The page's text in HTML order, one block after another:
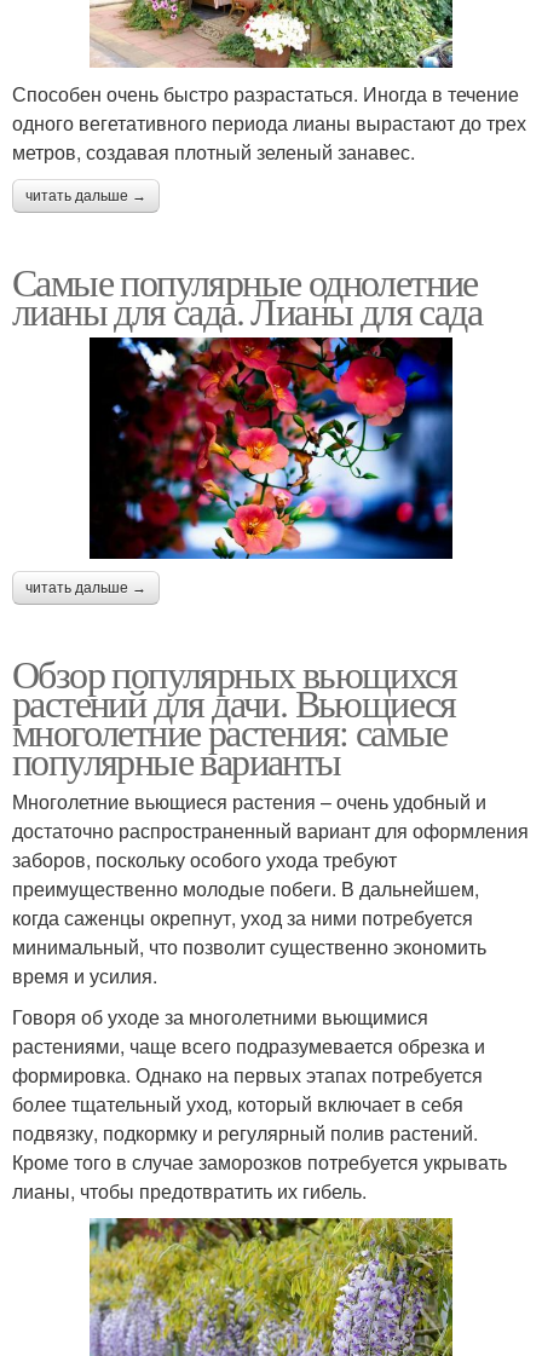
Способен очень быстро разрастаться. Иногда в течение
одного вегетативного периода лианы вырастают до трех
метров, создавая плотный зеленый занавес.
читать дальше →
Самые популярные однолетние
лианы для сада. Лианы для сада
читать дальше →
Обзор популярных вьющихся
растений для дачи. Вьющиеся
многолетние растения: самые
популярные варианты
Многолетние вьющиеся растения – очень удобный и
достаточно распространенный вариант для оформления
заборов, поскольку особого ухода требуют
преимущественно молодые побеги. В дальнейшем,
когда саженцы окрепнут, уход за ними потребуется
минимальный, что позволит существенно экономить
время и усилия.
Говоря об уходе за многолетними вьющимися
растениями, чаще всего подразумевается обрезка и
формировка. Однако на первых этапах потребуется
более тщательный уход, который включает в себя
подвязку, подкормку и регулярный полив растений.
Кроме того в случае заморозков потребуется укрывать
лианы, чтобы предотвратить их гибель.